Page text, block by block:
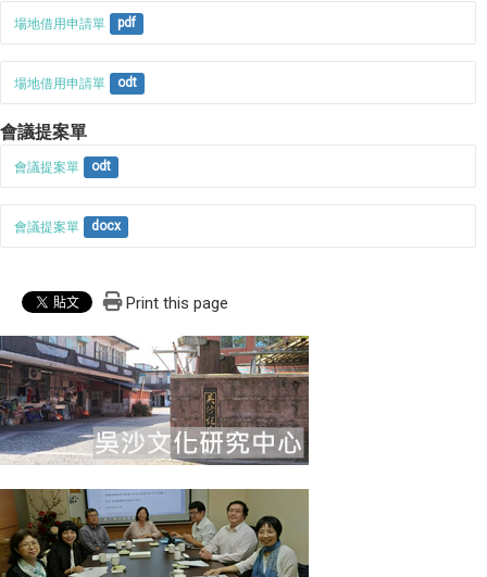
場地借用申請單 pdf
場地借用申請單 odt
會議提案單
會議提案單 odt
會議提案單 docx
Print this page